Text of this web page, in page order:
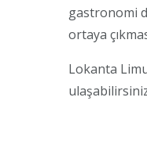
gastronomi
ortaya
Lokanta